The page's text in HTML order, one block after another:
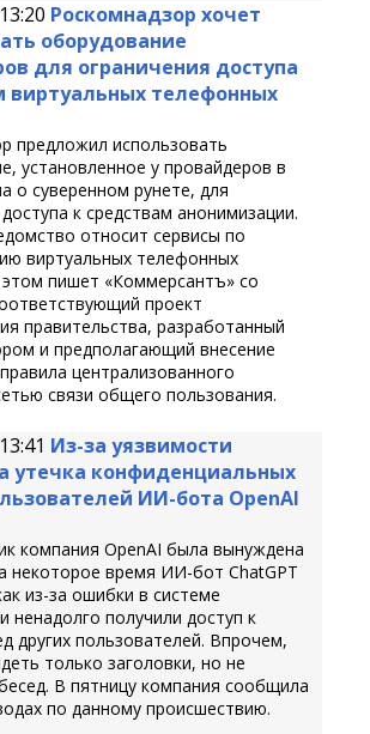
Роскомнадзор хочет
оборудование
для ограничения доступа
виртуальных телефонных
предложил использовать
установленное у провайдеров в
о суверенном рунете, для
к средствам анонимизации.
относит сервисы по
виртуальных телефонных
пишет «Коммерсантъ» со
проект
правительства, разработанный
и предполагающий внесение
централизованного
связи общего пользования.
Из-за уязвимости
утечка конфиденциальных
ИИ-бота OpenAI
компания OpenAI была вынуждена
некоторое время ИИ-бот ChatGPT
из-за ошибки в системе
ненадолго получили доступ к
других пользователей. Впрочем,
только заголовки, но не
В пятницу компания сообщила
по данному происшествию.